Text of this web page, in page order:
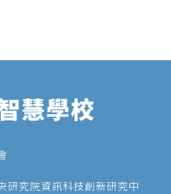
研究院資訊科技創新研究中